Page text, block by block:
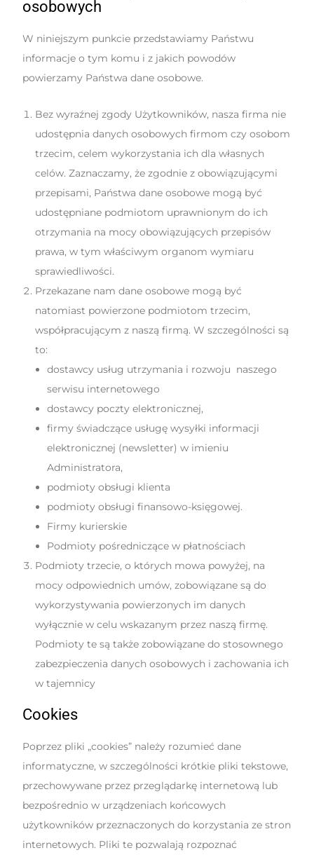
osobowych
W niniejszym punkcie przedstawiamy Państwu
informacje o tym komu i z jakich powodów
powierzamy Państwa dane osobowe.
Bez wyraźnej zgody Użytkowników, nasza firma nie
udostępnia danych osobowych firmom czy osobom
trzecim, celem wykorzystania ich dla własnych
celów. Zaznaczamy, że zgodnie z obowiązującymi
przepisami, Państwa dane osobowe mogą być
udostępniane podmiotom uprawnionym do ich
otrzymania na mocy obowiązujących przepisów
prawa, w tym właściwym organom wymiaru
sprawiedliwości.
Przekazane nam dane osobowe mogą być
natomiast powierzone podmiotom trzecim,
współpracującym z naszą firmą. W szczególności są
to:
dostawcy usług utrzymania i rozwoju naszego
serwisu internetowego
dostawcy poczty elektronicznej,
firmy świadczące usługę wysyłki informacji
elektronicznej (newsletter) w imieniu
Administratora,
podmioty obsługi klienta
podmioty obsługi finansowo-księgowej.
Firmy kurierskie
Podmioty pośredniczące w płatnościach
Podmioty trzecie, o których mowa powyżej, na
mocy odpowiednich umów, zobowiązane są do
wykorzystywania powierzonych im danych
wyłącznie w celu wskazanym przez naszą firmę.
Podmioty te są także zobowiązane do stosownego
zabezpieczenia danych osobowych i zachowania ich
w tajemnicy
Cookies
Poprzez pliki „cookies” należy rozumieć dane
informatyczne, w szczególności krótkie pliki tekstowe,
przechowywane przez przeglądarkę internetową lub
bezpośrednio w urządzeniach końcowych
użytkowników przeznaczonych do korzystania ze stron
internetowych. Pliki te pozwalają rozpoznać